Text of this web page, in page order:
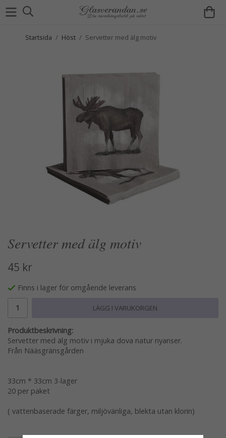
Startsida / Höst / Servetter med älg motiv
Servetter med älg motiv
45 kr
Finns i lager för omgående leverans
LÄGG I VARUKORGEN
Produktbeskrivning:
Servetter med älg motiv i mjuka dova natur nyanser.
Från Nääsgränsgården
33cm * 33cm 3-lager
20 per paket
( vattenbaserade färger, miljövänliga, blekta utan klorin)